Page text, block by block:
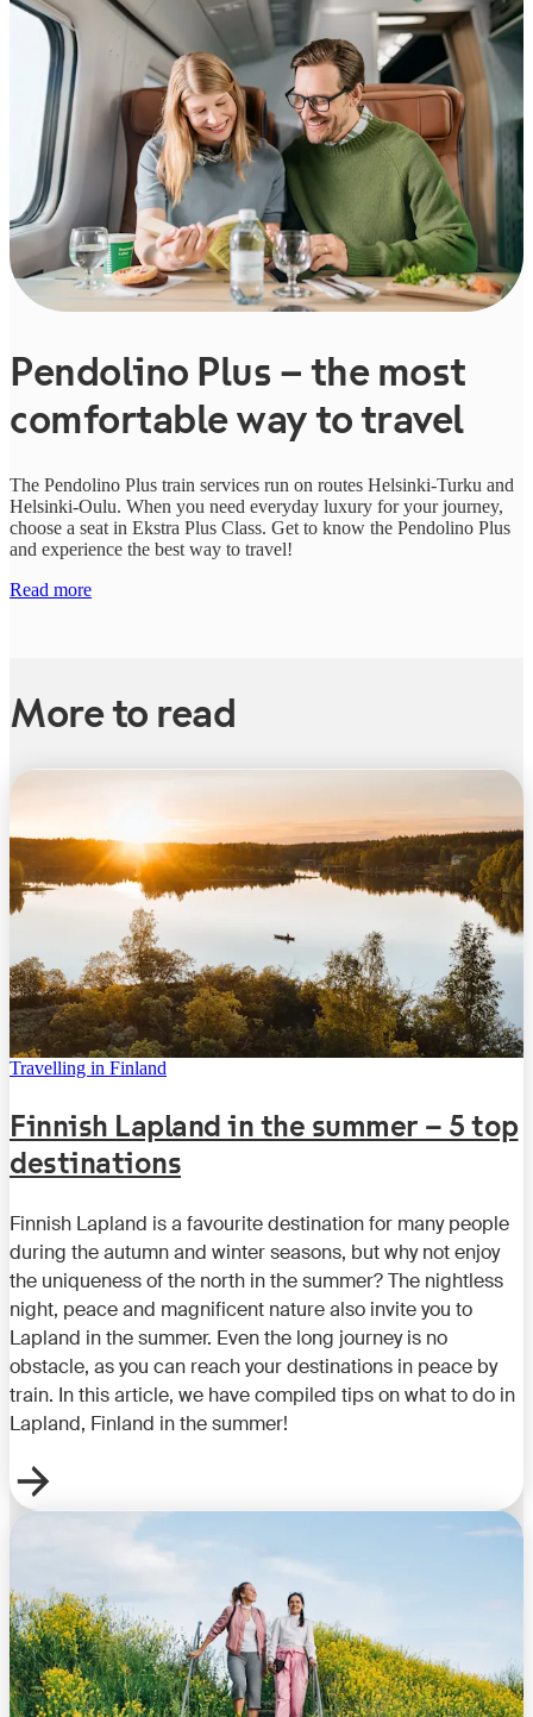
Pendolino Plus – the most
comfortable way to travel
The Pendolino Plus train services run on routes Helsinki-Turku and
Helsinki-Oulu. When you need everyday luxury for your journey,
choose a seat in Ekstra Plus Class. Get to know the Pendolino Plus
and experience the best way to travel!
Read more
More to read
Travelling in Finland
Finnish Lapland in the summer – 5 top
destinations
Finnish Lapland is a favourite destination for many people
during the autumn and winter seasons, but why not enjoy
the uniqueness of the north in the summer? The nightless
night, peace and magnificent nature also invite you to
Lapland in the summer. Even the long journey is no
obstacle, as you can reach your destinations in peace by
train. In this article, we have compiled tips on what to do in
Lapland, Finland in the summer!